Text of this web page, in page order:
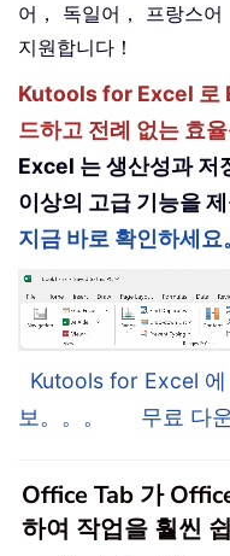
어， 독일어， 프랑스
지원합니다！
Kutools for Excel 로
드하고 전례 없는 효
Excel 는 생산성과 저
이상의 고급 기능을 제
지금 바로 확인하세요
Kutools for Excel
보。。。
무료 다
Office Tab 가
하여 작업을 훨씬